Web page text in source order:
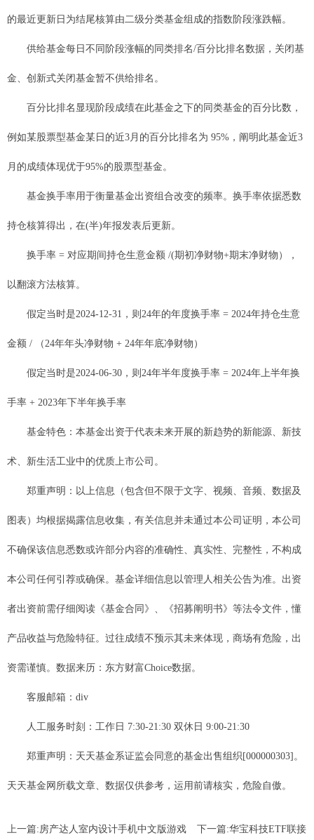
的最近更新日为结尾核算由二级分类基金组成的指数阶段涨跌幅。
供给基金每日不同阶段涨幅的同类排名/百分比排名数据，关闭基
金、创新式关闭基金暂不供给排名。
百分比排名显现阶段成绩在此基金之下的同类基金的百分比数，
例如某股票型基金某日的近3月的百分比排名为 95%，阐明此基金近3
月的成绩体现优于95%的股票型基金。
基金换手率用于衡量基金出资组合改变的频率。换手率依据悉数
持仓核算得出，在(半)年报发表后更新。
换手率 = 对应期间持仓生意金额 /(期初净财物+期末净财物），
以翻滚方法核算。
假定当时是2024-12-31，则24年的年度换手率 = 2024年持仓生意
金额 / （24年年头净财物 + 24年年底净财物）
假定当时是2024-06-30，则24年半年度换手率 = 2024年上半年换
手率 + 2023年下半年换手率
基金特色：本基金出资于代表未来开展的新趋势的新能源、新技
术、新生活工业中的优质上市公司。
郑重声明：以上信息（包含但不限于文字、视频、音频、数据及
图表）均根据揭露信息收集，有关信息并未通过本公司证明，本公司
不确保该信息悉数或许部分内容的准确性、真实性、完整性，不构成
本公司任何引荐或确保。基金详细信息以管理人相关公告为准。出资
者出资前需仔细阅读《基金合同》、《招募阐明书》等法令文件，懂
产品收益与危险特征。过往成绩不预示其未来体现，商场有危险，出
资需谨慎。数据来历：东方财富Choice数据。
客服邮箱：div
人工服务时刻：工作日 7:30-21:30 双休日 9:00-21:30
郑重声明：天天基金系证监会同意的基金出售组织[000000303]。
天天基金网所载文章、数据仅供参考，运用前请核实，危险自傲。
上一篇:房产达人室内设计手机中文版游戏 下一篇:华宝科技ETF联接